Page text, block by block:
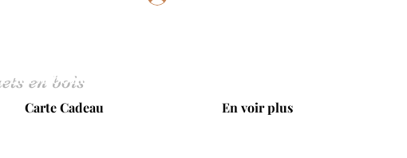
en bois
Carte Cadeau En voir plus